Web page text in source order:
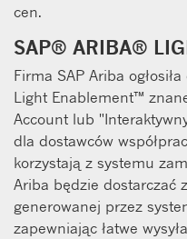
cen.
SAP® ARIBA®
Firma SAP Ariba
Light Enablement™
Account lub
dla dostawców
korzystają z systemu
Ariba będzie dostarczać
generowanej przez
zapewniając łatwe